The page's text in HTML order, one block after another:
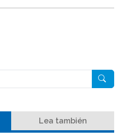
Lea también